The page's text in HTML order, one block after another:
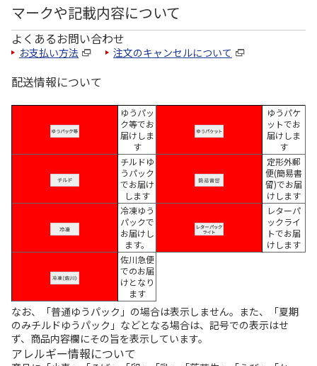
マークや記載内容について
よくあるお問い合わせ
お支払い方法 注文のキャンセルについて
配送情報について
ゆうパッ
ク等でお
届けしま
す
ゆうパケ
ットでお
届けしま
す
チルドゆ
うパック
でお届け
します
定形外郵
便(簡易書
留)でお届
けします
冷凍ゆう
パックで
お届けし
ます。
レターパ
ックライ
トでお届
けします
佐川急便
でのお届
けとなり
ます
なお、「普通ゆうパック」の場合は表示しません。また、「夏期
のみチルドゆうパック」などとなる場合は、記号での表示はせ
ず、商品内容欄にその旨を表示しています。
アレルギー情報について